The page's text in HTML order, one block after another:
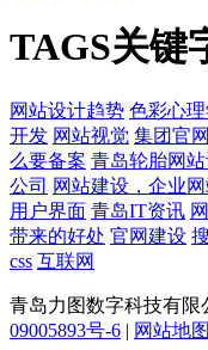
TAGS关键
网站设计趋势 色彩心理
开发 网站视觉 集团官网
么要备案 青岛轮胎网
公司 网站建设，企业
用户界面 青岛IT资讯
带来的好处 官网建设
css 互联网
青岛力图数字科技有限
09005893号-6 | 网站地图